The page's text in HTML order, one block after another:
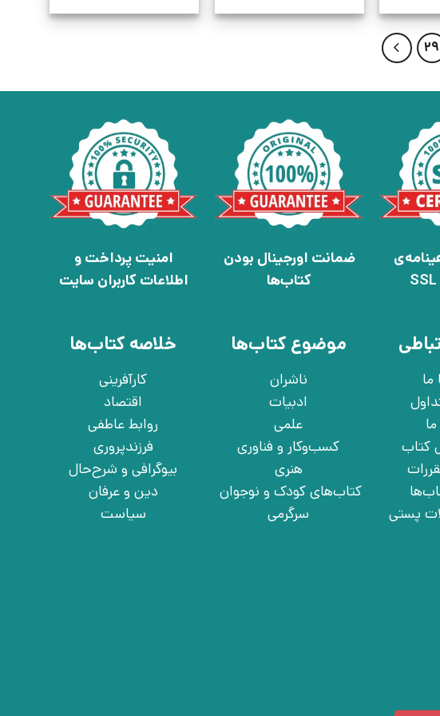
29
ضمانت اورجینال بودن
کتاب‌ها
امنیت پرداخت و
اطلاعات کاربران سایت
کتاب
پستی
موضوع کتاب‌ها
ناشران
ادبیات
علمی
کسب‌وکار و فناوری
هنری
کتاب‌های کودک و نوجوان
سرگرمی
خلاصه کتاب‌ها
کارآفرینی
اقتصاد
روابط عاطفی
فرزندپروری
بیوگرافی و شرح‌حال
دین و عرفان
سیاست